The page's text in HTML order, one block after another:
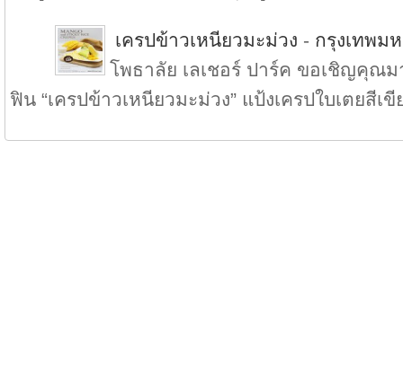
เครปข้าวเหนียวมะม่วง - กรุงเทพม
โพธาลัย เลเชอร์ ปาร์ค ขอเชิญคุณ
ฟิน “เครปข้าวเหนียวมะม่วง” แป้งเครปใบเตยสีเขี